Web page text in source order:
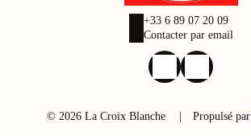
+33 6 89 07 20 09
Contacter par email
© 2026 La Croix Blanche Propulsé par